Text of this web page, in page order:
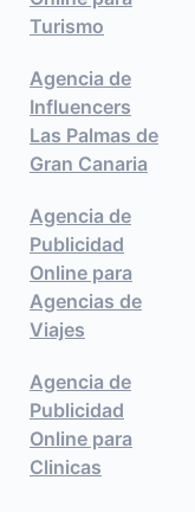
Turismo
Agencia de
Influencers
Las Palmas de
Gran Canaria
Agencia de
Publicidad
Online para
Agencias de
Viajes
Agencia de
Publicidad
Online para
Clinicas